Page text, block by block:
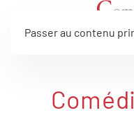
Passer au contenu